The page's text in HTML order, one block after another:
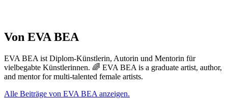
Von EVA BEA
EVA BEA ist Diplom-Künstlerin, Autorin und Mentorin für
vielbegabte Künstlerinnen. 🌈 EVA BEA is a graduate artist, author,
and mentor for multi-talented female artists.
Alle Beiträge von EVA BEA anzeigen.